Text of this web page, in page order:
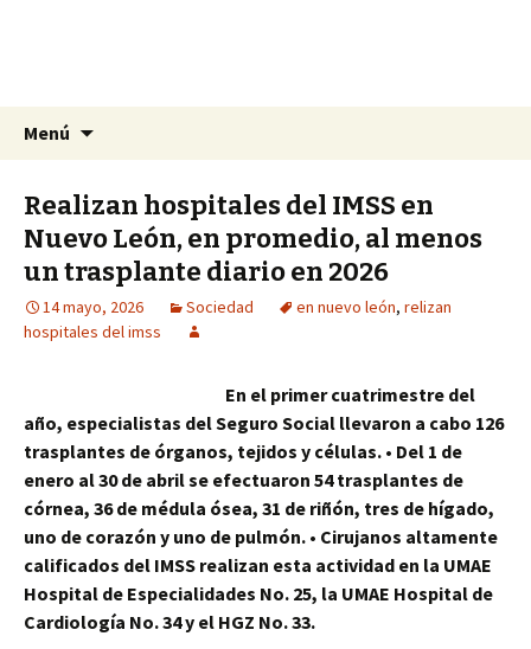
La Yunta de Tepic
La nueva opción en información
Menú
Realizan hospitales del IMSS en
Nuevo León, en promedio, al menos
un trasplante diario en 2026
14 mayo, 2026 Sociedad en nuevo león, relizan
hospitales del imss
En el primer cuatrimestre del
año, especialistas del Seguro Social llevaron a cabo 126
trasplantes de órganos, tejidos y células. • Del 1 de
enero al 30 de abril se efectuaron 54 trasplantes de
córnea, 36 de médula ósea, 31 de riñón, tres de hígado,
uno de corazón y uno de pulmón. • Cirujanos altamente
calificados del IMSS realizan esta actividad en la UMAE
Hospital de Especialidades No. 25, la UMAE Hospital de
Cardiología No. 34 y el HGZ No. 33.